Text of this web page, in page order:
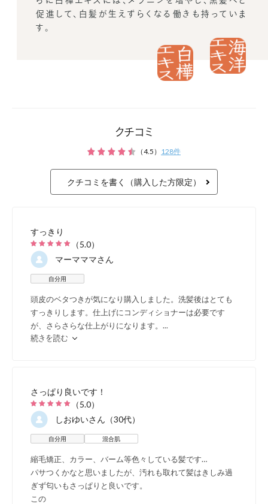
生体ミネラル
髪と地肌に必要な栄
人体の正常な働きの
髪の成長や健康な地肌
とするミネラルが重
れ注目を浴びています
に失いがちに。スミミ
の中でも、人体のミネ
ことで、経皮吸収され
水・海藻などから抽
クチコミ
（4.5 ） 128件
クチコミを書く（購入した方限定）
すっきり
（5.0）
マーマママさん
自分用
頭皮のベタつきが気になり購入しました。洗髪後はとても
すっきりします。仕上げにコンディショナーは必要です
が、さらさらな仕上がりになります。 ...
続きを読む
さっぱり良いです！
（5.0）
しおゆいさん（30代）
自分用 混合肌
縮毛矯正、カラー、バーム等色々している髪です…
パサつくかなと思いましたが、汚れも取れて髪はきしみ過
ぎず匂いもさっぱりと良いです。
この